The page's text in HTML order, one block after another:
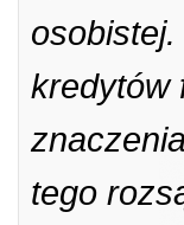
kredytów
tego